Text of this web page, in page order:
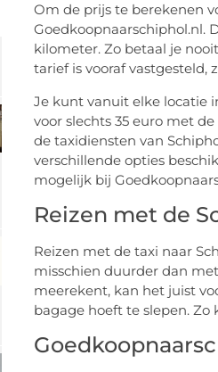
Om de prijs te berekenen
Goedkoopnaarschiphol.nl.
kilometer. Zo betaal je
tarief is vooraf vastgesteld,
Je kunt vanuit elke locatie
voor slechts 35 euro met
de taxidiensten van
verschillende opties
mogelijk bij
Reizen met de
Reizen met de taxi naar
misschien duurder dan
meerekent, kan het juist
bagage hoeft te slepen.